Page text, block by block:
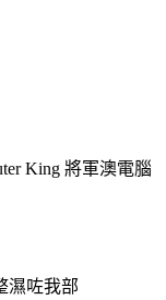
King 將軍澳電腦
濕咗我部